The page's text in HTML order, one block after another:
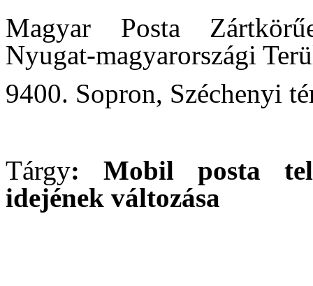
Magyar Posta
Nyugat-magyarországi
9400. Sopron, Széchenyi
Tárgy: Mobil posta
idejének változása